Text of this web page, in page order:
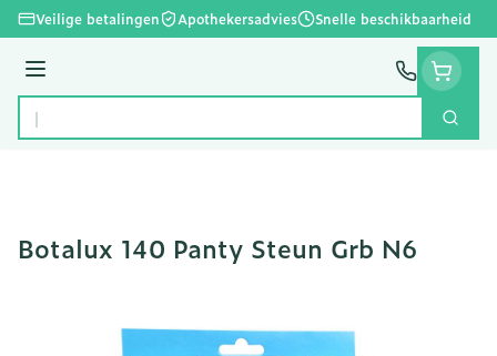
Ga naar de inhoud
Veilige betalingen Apothekersadvies Snelle beschikbaarheid
Menu
Product, merk, categorie...
Zoek
Botalux 140 Panty Steun Grb N6